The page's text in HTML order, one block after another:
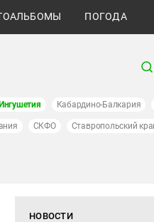
ПОГОДА
Ингушетия Кабардино-Балкария
СКФО Ставропольский
НОВОСТИ